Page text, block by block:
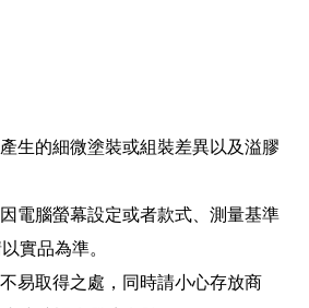
生的細微塗裝或組裝差異以及溢膠
電腦螢幕設定或者款式、測量基準
實品為準。
易取得之處，同時請小心存放商